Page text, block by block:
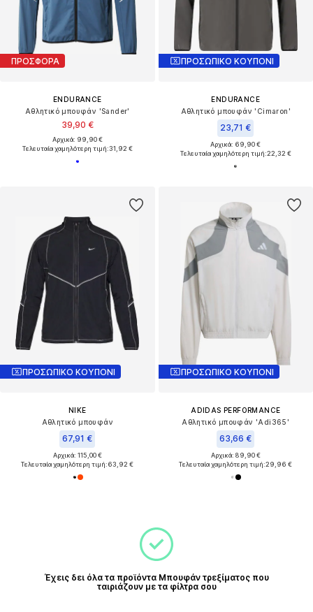
ΠΡΟΣΦΟΡΑ
ENDURANCE
Αθλητικό μπουφάν 'Sander'
39,90 €
Αρχικά: 99,90 €
Τελευταία χαμηλότερη τιμή:31,92 €
ΠΡΟΣΩΠΙΚΟ ΚΟΥΠΟΝΙ
ENDURANCE
Αθλητικό μπουφάν 'Cimaron'
23,71 €
Αρχικά: 69,90 €
Τελευταία χαμηλότερη τιμή:22,32 €
ΠΡΟΣΩΠΙΚΟ ΚΟΥΠΟΝΙ
NIKE
Αθλητικό μπουφάν
67,91 €
Αρχικά: 115,00 €
Τελευταία χαμηλότερη τιμή:63,92 €
ΠΡΟΣΩΠΙΚΟ ΚΟΥΠΟΝΙ
ADIDAS PERFORMANCE
Αθλητικό μπουφάν 'Adi365'
63,66 €
Αρχικά: 89,90 €
Τελευταία χαμηλότερη τιμή:29,96 €
Έχεις δει όλα τα προϊόντα Μπουφάν τρεξίματος που
ταιριάζουν με τα φίλτρα σου